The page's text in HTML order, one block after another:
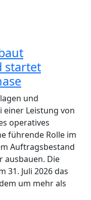
startet
und
einer Leistung von
operatives
führende Rolle im
Auftragsbestand
ausbauen. Die
31. Juli 2026 das
um mehr als